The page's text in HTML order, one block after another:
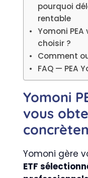
pourquoi
rentable
Yomoni
choisir ?
Comment
FAQ — PEA
Yomoni
vous
Yomoni gère
ETF